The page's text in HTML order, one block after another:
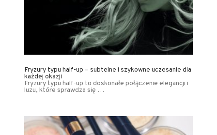
Fryzury typu half-up – subtelne i szykowne uczesanie dla
każdej okazji
Fryzury typu half-up to doskonałe połączenie elegancji i
luzu, które sprawdza się …